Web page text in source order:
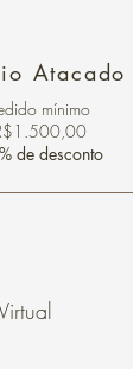
Atacado
mínimo
de desconto